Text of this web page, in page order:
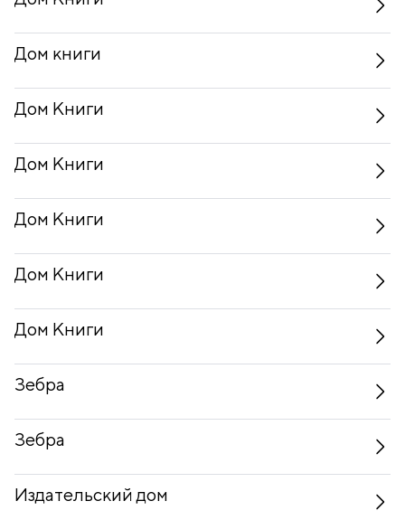
Дом книги
Дом Книги
Дом Книги
Дом Книги
Дом Книги
Дом Книги
Зебра
Зебра
Издательский дом